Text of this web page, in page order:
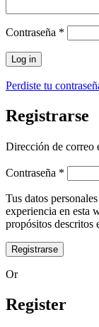
Contraseña *
Log in
Perdiste tu
Registrarse
Dirección de correo
Contraseña *
Tus datos
experiencia en esta
propósitos descritos
Registrarse
Or
Register